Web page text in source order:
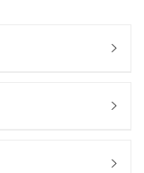


